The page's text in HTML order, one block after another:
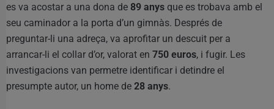
es va acostar a una dona de 89 anys que es trobava amb el
seu caminador a la porta d’un gimnàs. Després de
preguntar-li una adreça, va aprofitar un descuit per a
arrancar-li el collar d’or, valorat en 750 euros, i fugir. Les
investigacions van permetre identificar i detindre el
presumpte autor, un home de 28 anys.